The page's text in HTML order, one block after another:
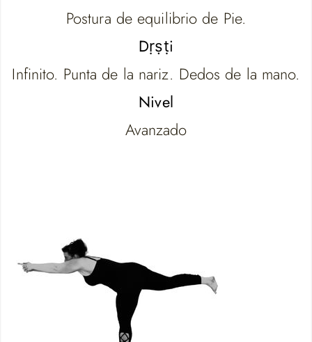
Postura de equilibrio de Pie.
Dṛṣṭi
Infinito. Punta de la nariz. Dedos de la mano.
Nivel
Avanzado